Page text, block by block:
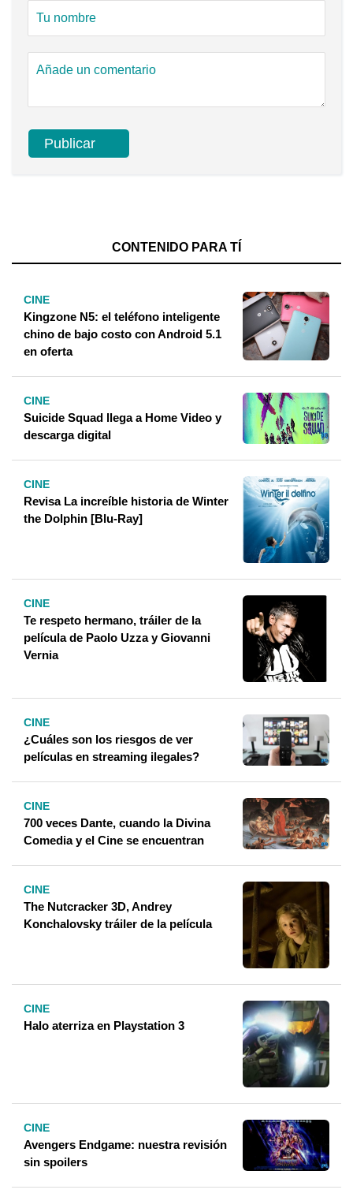
CONTENIDO PARA TÍ
CINE
Kingzone N5: el teléfono inteligente
chino de bajo costo con Android 5.1
en oferta
CINE
Suicide Squad llega a Home Video y
descarga digital
CINE
Revisa La increíble historia de Winter
the Dolphin [Blu-Ray]
CINE
Te respeto hermano, tráiler de la
película de Paolo Uzza y Giovanni
Vernia
CINE
¿Cuáles son los riesgos de ver
películas en streaming ilegales?
CINE
700 veces Dante, cuando la Divina
Comedia y el Cine se encuentran
CINE
The Nutcracker 3D, Andrey
Konchalovsky tráiler de la película
CINE
Halo aterriza en Playstation 3
CINE
Avengers Endgame: nuestra revisión
sin spoilers